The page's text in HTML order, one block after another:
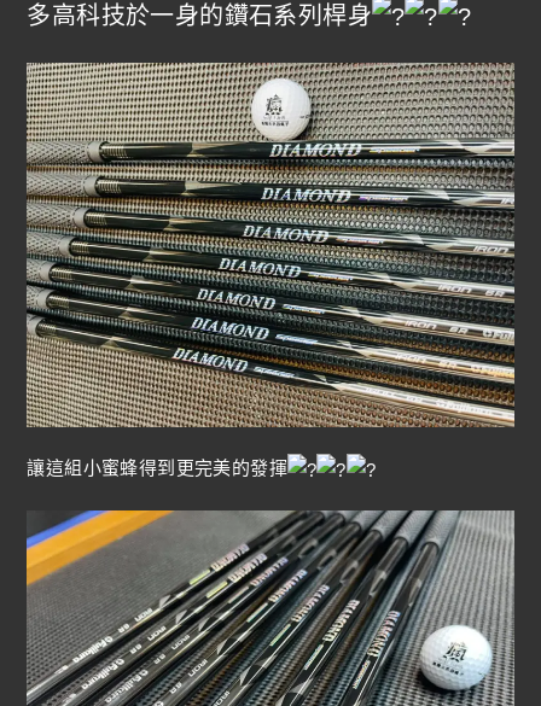
多高科技於一身的鑽石系列桿身
讓這組小蜜蜂得到更完美的發揮